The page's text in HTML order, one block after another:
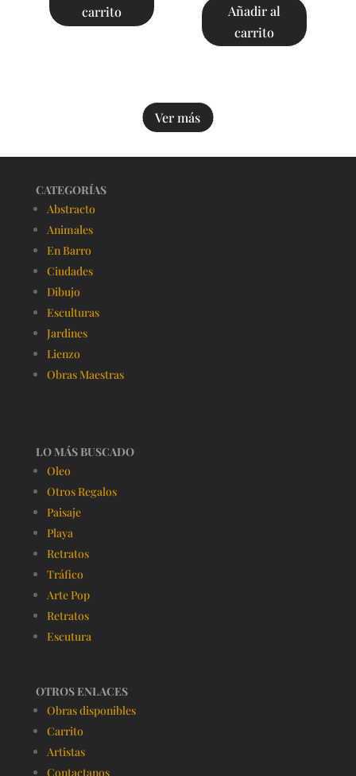
carrito
Añadir al
carrito
Ver más
CATEGORÍAS
Abstracto
Animales
En Barro
Ciudades
Dibujo
Esculturas
Jardines
Lienzo
Obras Maestras
LO MÁS BUSCADO
Oleo
Otros Regalos
Paisaje
Playa
Retratos
Tráfico
Arte Pop
Retratos
Escutura
OTROS ENLACES
Obras disponibles
Carrito
Artistas
Contactanos